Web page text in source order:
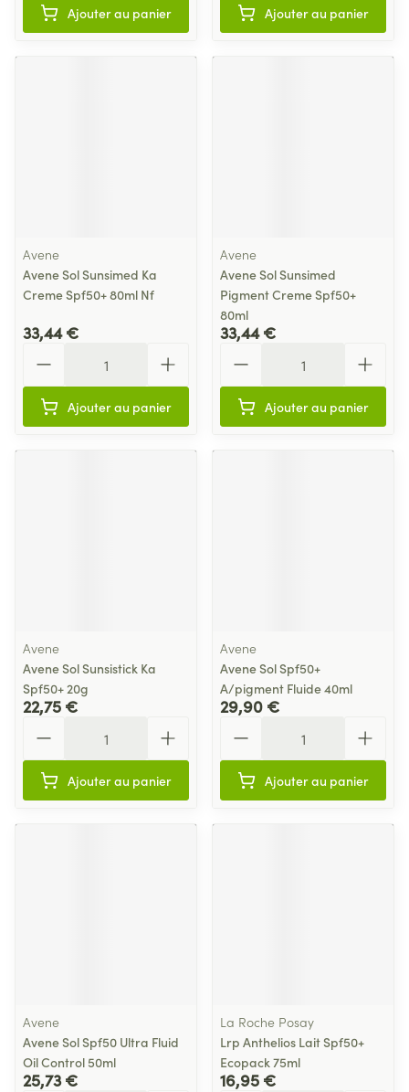
Ajouter au panier Ajouter au panier
Avene
Avene Sol Sunsimed Ka
Creme Spf50+ 80ml Nf
33,44 €
Ajouter au panier
Avene
Avene Sol Sunsimed
Pigment Creme Spf50+
80ml
33,44 €
Ajouter au panier
Avene
Avene Sol Sunsistick Ka
Spf50+ 20g
22,75 €
Ajouter au panier
Avene
Avene Sol Spf50+
A/pigment Fluide 40ml
29,90 €
Ajouter au panier
Avene
Avene Sol Spf50 Ultra Fluid
Oil Control 50ml
25,73 €
La Roche Posay
Lrp Anthelios Lait Spf50+
Ecopack 75ml
16,95 €